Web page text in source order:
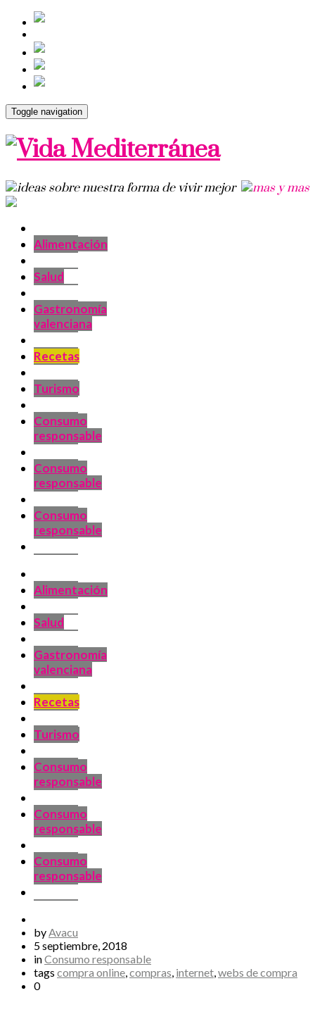
Toggle navigation
Alimentación
Salud
Gastronomía
valenciana
Recetas
Turismo
Consumo
responsable
Consumo
responsable
Consumo
responsable
Alimentación
Salud
Gastronomía
valenciana
Recetas
Turismo
Consumo
responsable
Consumo
responsable
Consumo
responsable
byAvacu
5 septiembre, 2018
inConsumo responsable
tags compra online,compras, internet,webs de compra
0